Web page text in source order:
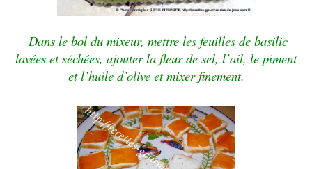
Dans le bol du mixeur, mettre les feuilles de basilic
lavées et séchées, ajouter la fleur de sel, l’ail, le piment
et l’huile d’olive et mixer finement.